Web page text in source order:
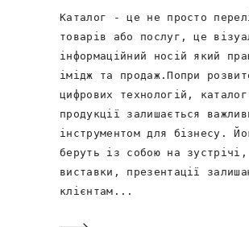
Каталог - це не просто
товарів або послуг, це
інформаційний носій який
імідж та продаж.Попри
цифрових технологій, каталог
продукції залишається
інструментом для бізнесу.
беруть із собою на зустрічі,
виставки, презентації
клієнтам